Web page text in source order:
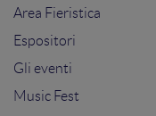
Area Fieristica
Espositori
Gli eventi
Music Fest